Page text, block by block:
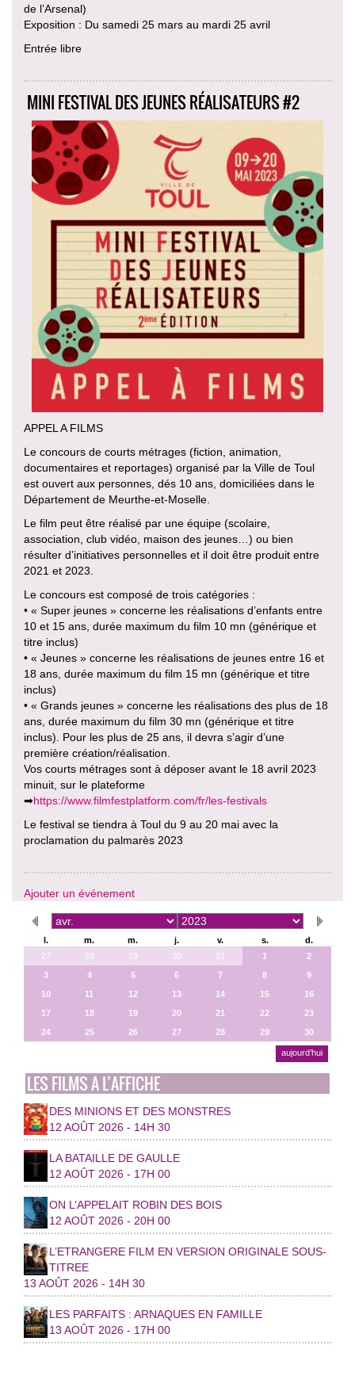
de l’Arsenal)
Exposition : Du samedi 25 mars au mardi 25 avril
Entrée libre
MINI FESTIVAL DES JEUNES RÉALISATEURS #2
APPEL A FILMS
Le concours de courts métrages (fiction, animation,
documentaires et reportages) organisé par la Ville de Toul
est ouvert aux personnes, dés 10 ans, domiciliées dans le
Département de Meurthe-et-Moselle.
Le film peut être réalisé par une équipe (scolaire,
association, club vidéo, maison des jeunes…) ou bien
résulter d’initiatives personnelles et il doit être produit entre
2021 et 2023.
Le concours est composé de trois catégories :
• « Super jeunes » concerne les réalisations d’enfants entre
10 et 15 ans, durée maximum du film 10 mn (générique et
titre inclus)
• « Jeunes » concerne les réalisations de jeunes entre 16 et
18 ans, durée maximum du film 15 mn (générique et titre
inclus)
• « Grands jeunes » concerne les réalisations des plus de 18
ans, durée maximum du film 30 mn (générique et titre
inclus). Pour les plus de 25 ans, il devra s’agir d’une
première création/réalisation.
Vos courts métrages sont à déposer avant le 18 avril 2023
minuit, sur le plateforme
➡https://www.filmfestplatform.com/fr/les-festivals
Le festival se tiendra à Toul du 9 au 20 mai avec la
proclamation du palmarès 2023
Ajouter un événement
l. m. m. j. v. s.
d.
27
28 29 30 31 1
2
3
4 5 6 7 8
9
10
11 12 13 14 15
16
17
18 19 20 21 22
23
24
25 26 27 28 29 30
aujourd’hui
LES FILMS A L’AFFICHE
DES MINIONS ET DES MONSTRES
12 AOÛT 2026 - 14H 30
LA BATAILLE DE GAULLE
12 AOÛT 2026 - 17H 00
ON L’APPELAIT ROBIN DES BOIS
12 AOÛT 2026 - 20H 00
L’ETRANGERE FILM EN VERSION ORIGINALE SOUS-
TITREE
13 AOÛT 2026 - 14H 30
LES PARFAITS : ARNAQUES EN FAMILLE
13 AOÛT 2026 - 17H 00